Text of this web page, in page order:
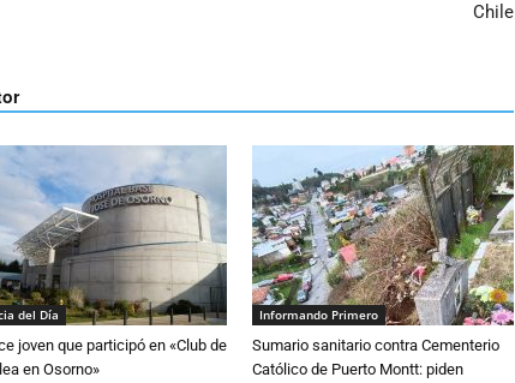
Chile
del Día
joven que participó en «Club de
en Osorno»
Informando Primero
Sumario sanitario contra Cementerio
Católico de Puerto Montt: piden